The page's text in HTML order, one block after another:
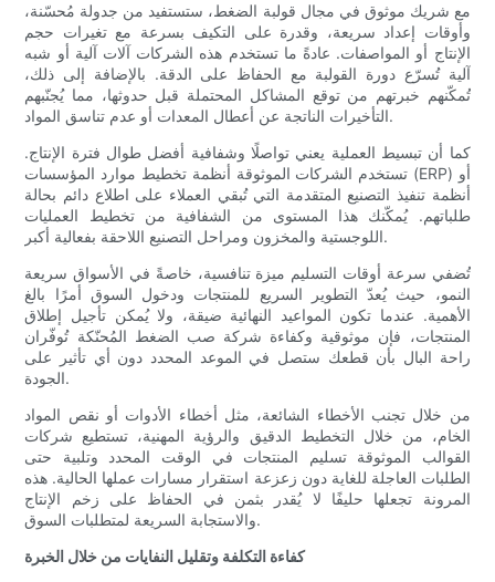
مع شريك موثوق في مجال قولبة الضغط، ستستفيد من جدولة مُحسّنة،
وأوقات إعداد سريعة، وقدرة على التكيف بسرعة مع تغيرات حجم
الإنتاج أو المواصفات. عادةً ما تستخدم هذه الشركات آلات آلية أو شبه
آلية تُسرّع دورة القولبة مع الحفاظ على الدقة. بالإضافة إلى ذلك،
تُمكّنهم خبرتهم من توقع المشاكل المحتملة قبل حدوثها، مما يُجنّبهم
التأخيرات الناتجة عن أعطال المعدات أو عدم تناسق المواد.
كما أن تبسيط العملية يعني تواصلًا وشفافية أفضل طوال فترة الإنتاج.
تستخدم الشركات الموثوقة أنظمة تخطيط موارد المؤسسات (ERP) أو
أنظمة تنفيذ التصنيع المتقدمة التي تُبقي العملاء على اطلاع دائم بحالة
طلباتهم. يُمكّنك هذا المستوى من الشفافية من تخطيط العمليات
اللوجستية والمخزون ومراحل التصنيع اللاحقة بفعالية أكبر.
تُضفي سرعة أوقات التسليم ميزة تنافسية، خاصةً في الأسواق سريعة
النمو، حيث يُعدّ التطوير السريع للمنتجات ودخول السوق أمرًا بالغ
الأهمية. عندما تكون المواعيد النهائية ضيقة، ولا يُمكن تأجيل إطلاق
المنتجات، فإن موثوقية وكفاءة شركة صب الضغط المُحنّكة تُوفّران
راحة البال بأن قطعك ستصل في الموعد المحدد دون أي تأثير على
الجودة.
من خلال تجنب الأخطاء الشائعة، مثل أخطاء الأدوات أو نقص المواد
الخام، من خلال التخطيط الدقيق والرؤية المهنية، تستطيع شركات
القوالب الموثوقة تسليم المنتجات في الوقت المحدد وتلبية حتى
الطلبات العاجلة للغاية دون زعزعة استقرار مسارات عملها الحالية. هذه
المرونة تجعلها حليفًا لا يُقدر بثمن في الحفاظ على زخم الإنتاج
والاستجابة السريعة لمتطلبات السوق.
كفاءة التكلفة وتقليل النفايات من خلال الخبرة